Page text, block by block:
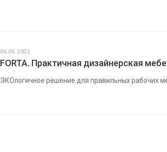
06.05.2022
FORTA. Практичная дизайнерская
ЭКОлогичное решение для правильных рабочих